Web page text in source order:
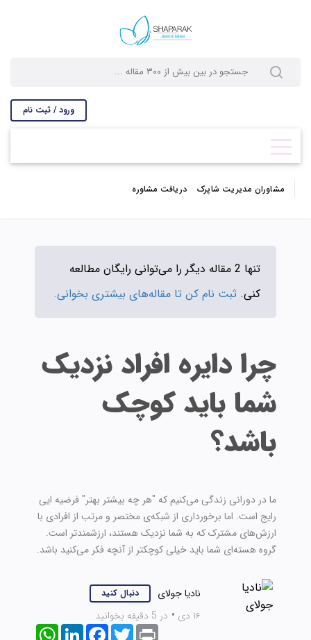
ورود / ثبت نام
مشاوران مدیریت شاپرک دریافت مشاوره
تنها 2 مقاله دیگر را می‌توانی رایگان مطالعه
کنی. ثبت نام کن تا مقاله‌های بیشتری بخوانی.
چرا دایره افراد نزدیک
شما باید کوچک
باشد؟
ما در دورانی زندگی می‌کنیم که "هر چه بیشتر بهتر" فرضیه‌ ایی
رایج است. اما برخورداری از شبکه‌ی مختصر و مرتب از افرادی با
ارزش‌های مشترک که به شما نزدیک هستند، ارزشمندتر است.
گروه هسته‌ای شما باید خیلی کوچکتر از آنچه فکر می‌کنید باشد.
نادیا جولای دنبال کنید
۱۶ دی • در 5 دقیقه بخوانید
WhatsAppLinkedInFacebookTwitterPrint